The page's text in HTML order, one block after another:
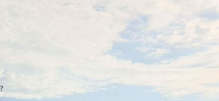
BLOG-KATEGORIEN
Pilze und Krankheiten